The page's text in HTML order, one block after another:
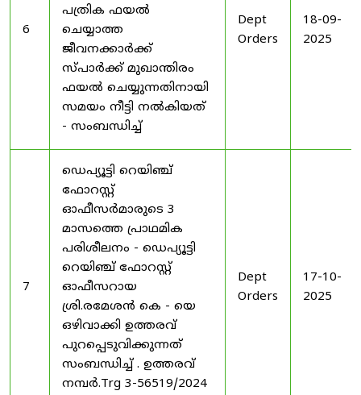
6
പത്രിക ഫയൽ
ചെയ്യാത്ത
ജീവനക്കാർക്ക്
സ്പാർക്ക് മുഖാന്തിരം
ഫയൽ ചെയ്യുന്നതിനായി
സമയം നീട്ടി നൽകിയത്
- സംബന്ധിച്ച്
Dept
Orders
18-09-
2025
7
ഡെപ്യൂട്ടി റെയിഞ്ച്
ഫോറസ്റ്റ്
ഓഫീസർമാരുടെ 3
മാസത്തെ പ്രാഥമിക
പരിശീലനം - ഡെപ്യൂട്ടി
റെയിഞ്ച് ഫോറസ്റ്റ്
ഓഫീസറായ
ശ്രി.രമേശൻ കെ - യെ
ഒഴിവാക്കി ഉത്തരവ്
പുറപ്പെടുവിക്കുന്നത്
സംബന്ധിച്ച് . ഉത്തരവ്
നമ്പർ.Trg 3-56519/2024
Dept
Orders
17-10-
2025